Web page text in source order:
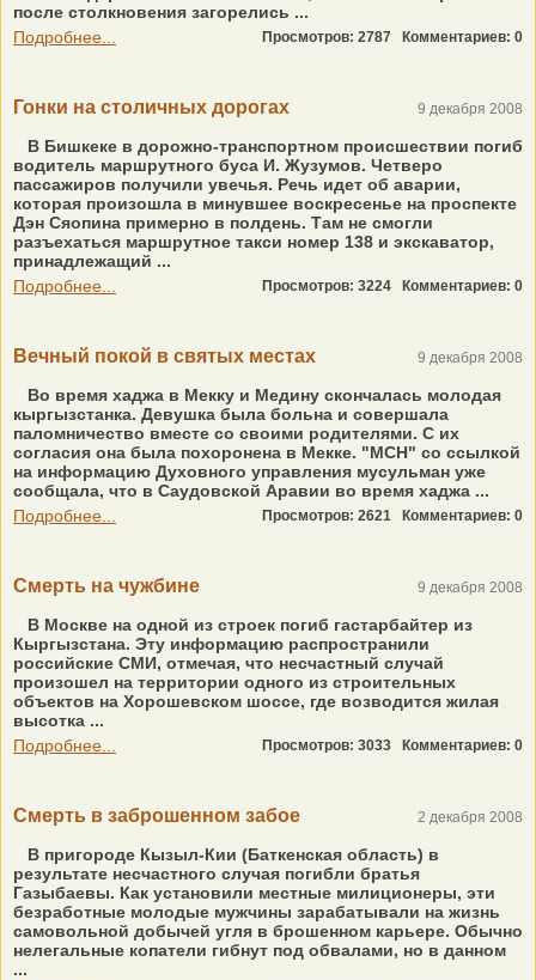
после столкновения загорелись ...
Подробнее...
Просмотров: 2787 Комментариев: 0
Гонки на столичных дорогах 9 декабря 2008
В Бишкеке в дорожно-транспортном происшествии погиб
водитель маршрутного буса И. Жузумов. Четверо
пассажиров получили увечья. Речь идет об аварии,
которая произошла в минувшее воскресенье на проспекте
Дэн Сяопина примерно в полдень. Там не смогли
разъехаться маршрутное такси номер 138 и экскаватор,
принадлежащий ...
Подробнее...
Просмотров: 3224 Комментариев: 0
Вечный покой в святых местах 9 декабря 2008
Во время хаджа в Мекку и Медину скончалась молодая
кыргызстанка. Девушка была больна и совершала
паломничество вместе со своими родителями. С их
согласия она была похоронена в Мекке. "МСН" со ссылкой
на информацию Духовного управления мусульман уже
сообщала, что в Саудовской Аравии во время хаджа ...
Подробнее...
Просмотров: 2621 Комментариев: 0
Смерть на чужбине 9 декабря 2008
В Москве на одной из строек погиб гастарбайтер из
Кыргызстана. Эту информацию распространили
российские СМИ, отмечая, что несчастный случай
произошел на территории одного из строительных
объектов на Хорошевском шоссе, где возводится жилая
высотка ...
Подробнее...
Просмотров: 3033 Комментариев: 0
Смерть в заброшенном забое 2 декабря 2008
В пригороде Кызыл-Кии (Баткенская область) в
результате несчастного случая погибли братья
Газыбаевы. Как установили местные милиционеры, эти
безработные молодые мужчины зарабатывали на жизнь
самовольной добычей угля в брошенном карьере. Обычно
нелегальные копатели гибнут под обвалами, но в данном
...